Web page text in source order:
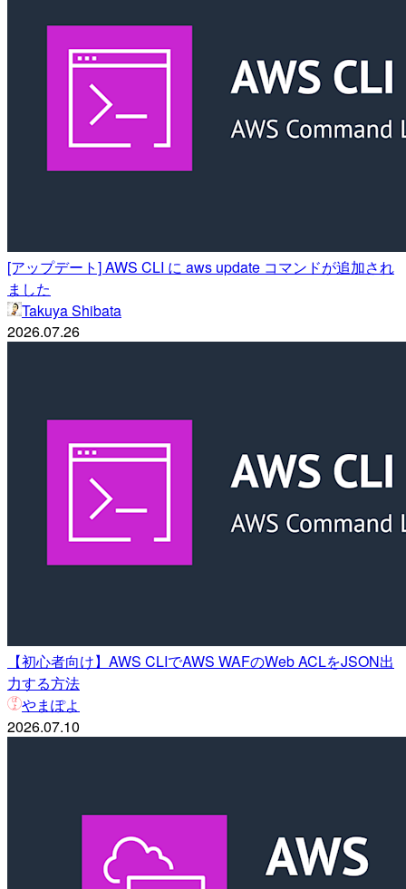
[アップデート] AWS CLI に aws update コマンドが追加され
ました
Takuya Shibata
2026.07.26
【初心者向け】AWS CLIでAWS WAFのWeb ACLをJSON出
力する方法
やまぽよ
2026.07.10